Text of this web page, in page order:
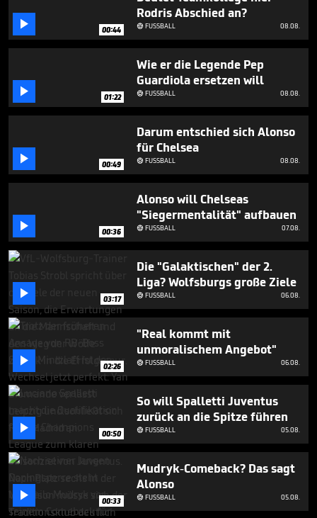
minute,
seconds
 00:44
Rodris Abschied an?
FUSSBALL 08.08.
 01:22
Wie er die Legende Pep
Guardiola ersetzen will
FUSSBALL 08.08.
 00:49
Darum entschied sich Alonso
für Chelsea
FUSSBALL 08.08.
 00:36
Alonso will Chelseas
"Siegermentalität" aufbauen
FUSSBALL 07.08.
 03:17
Die "Galaktischen" der 2.
Liga? Wolfsburgs große Ziele
FUSSBALL 06.08.
 02:26
"Real kommt mit
unmoralischem Angebot"
FUSSBALL 06.08.
 00:50
So will Spalletti Juventus
zurück an die Spitze führen
FUSSBALL 05.08.
 00:33
Mudryk-Comeback? Das sagt
Alonso
FUSSBALL 05.08.